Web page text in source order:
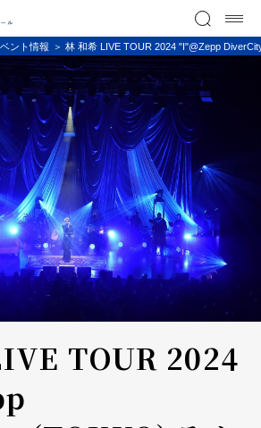
ント情報 林 和希 LIVE TOUR 2024 "I"@Zepp
TOUR 2024